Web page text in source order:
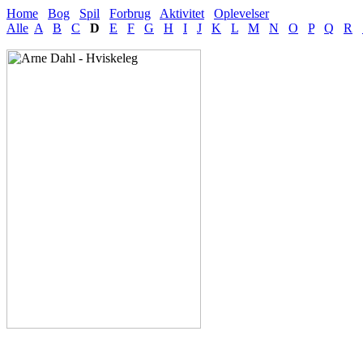
Home Bog Spil Forbrug Aktivitet
Oplevelser
Alle A B C D E F G H I J K L M N O P Q R